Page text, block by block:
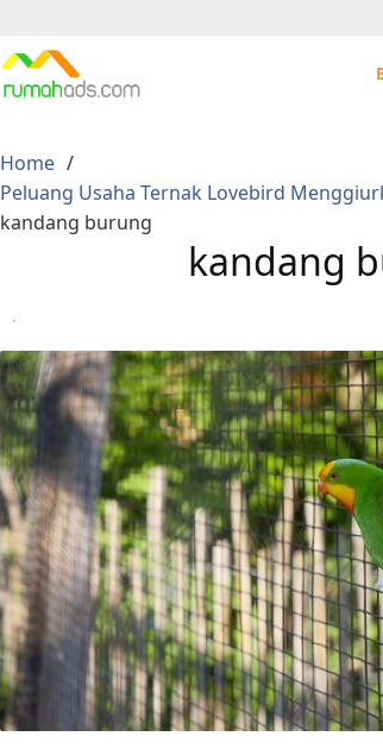
Home
Peluang Usaha Ternak Lovebird
kandang burung
kandang
·